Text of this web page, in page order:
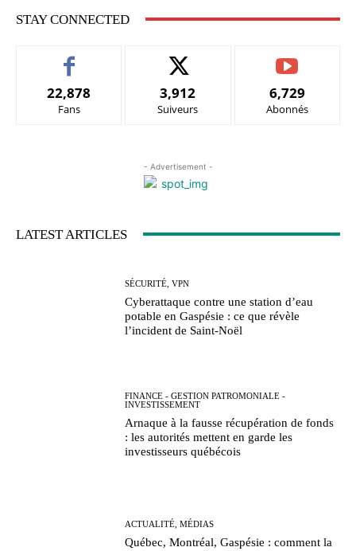
STAY CONNECTED
22,878
Fans
3,912
Suiveurs
6,729
Abonnés
- Advertisement -
LATEST ARTICLES
SÉCURITÉ, VPN
Cyberattaque contre une station d’eau
potable en Gaspésie : ce que révèle
l’incident de Saint-Noël
FINANCE - GESTION PATROMONIALE -
INVESTISSEMENT
Arnaque à la fausse récupération de fonds
: les autorités mettent en garde les
investisseurs québécois
ACTUALITÉ, MÉDIAS
Québec, Montréal, Gaspésie : comment la